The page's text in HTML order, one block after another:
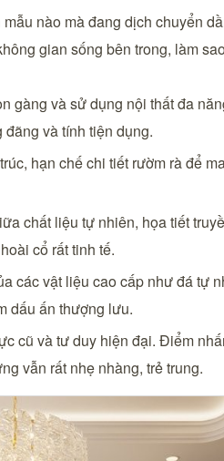
nào mà đang dịch chuyển
gian sống bên trong, làm
gàng và sử dụng nội thất đa
và tính tiện dụng.
hạn chế chi tiết rườm rà để
chất liệu tự nhiên, họa tiết
cổ rất tinh tế.
các vật liệu cao cấp như đá tự
dấu ấn thượng lưu.
cũ và tư duy hiện đại. Điểm
vẫn rất nhẹ nhàng, trẻ trung.